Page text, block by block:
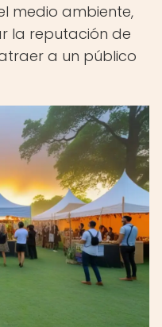
medio ambiente,
la reputación de
a un público